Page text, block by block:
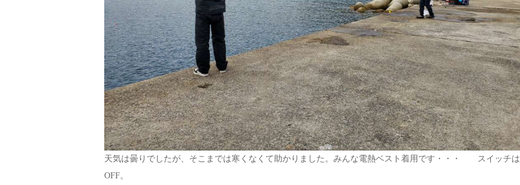
天気は曇りでしたが、そこまでは寒くなくて助かりました。みんな電熱ベスト着用です・・・ スイッチは
OFF。